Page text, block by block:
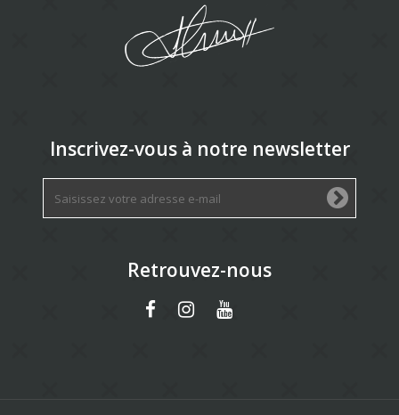
Inscrivez-vous à notre newsletter
Retrouvez-nous